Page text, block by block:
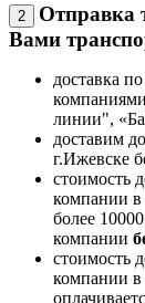
2
Отправка
Вами
доставка
линии",
доставим
г.Ижевске
стоимость
компании в
более
компании
стоимость
компании в